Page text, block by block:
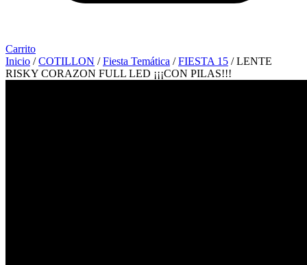
Carrito
Inicio /COTILLON /Fiesta Temática /FIESTA 15 / LENTE
RISKY CORAZON FULL LED ¡¡¡CON PILAS!!!